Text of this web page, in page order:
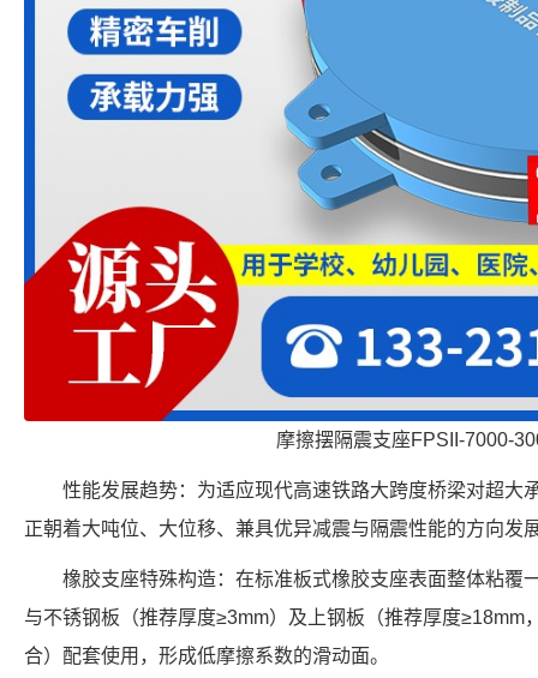
摩擦摆隔震支座FPSII-7000-
性能发展趋势：为适应现代高速铁路大跨度桥梁对超大
正朝着大吨位、大位移、兼具优异减震与隔震性能的方向发
橡胶支座特殊构造：在标准板式橡胶支座表面整体粘覆
与不锈钢板（推荐厚度≥3mm）及上钢板（推荐厚度≥18mm
合）配套使用，形成低摩擦系数的滑动面。